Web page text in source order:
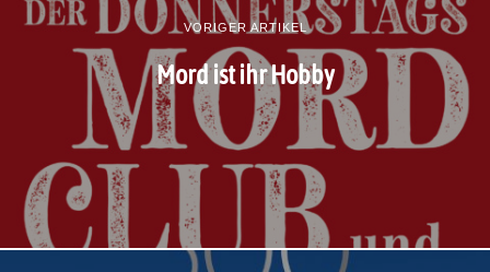
VORIGER ARTIKEL
Mord ist ihr Hobby